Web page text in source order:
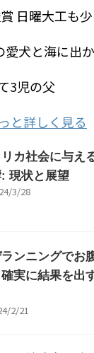
日曜大工も
愛犬と海に出
3児の父
と詳しく見る
カ社会に与え
現状と展望
3/28
ンニングでお
実に結果を出
2/21